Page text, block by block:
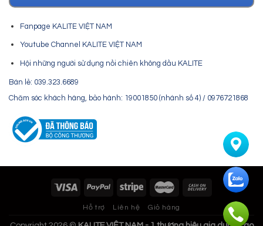
Fanpage KALITE VIỆT NAM
Youtube Channel KALITE VIỆT NAM
Hội những người sử dụng nồi chiên không dầu KALITE
Bán lẻ: 039.323.6689
Chăm sóc khách hàng, bảo hành: 19001850 (nhánh số 4) / 0976721868
Hỗ trợ Liên hệ Giỏ hàng